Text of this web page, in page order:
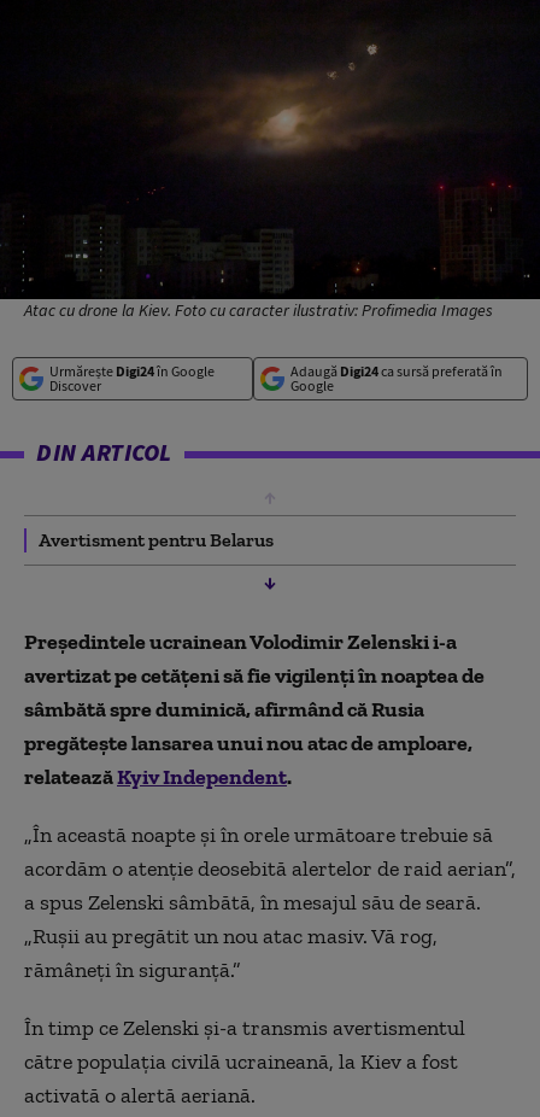
Atac cu drone la Kiev. Foto cu caracter ilustrativ: Profimedia Images
Urmărește Digi24în Google
Discover
Adaugă Digi24ca sursă preferată în
Google
DIN ARTICOL
Avertisment pentru Belarus
Președintele ucrainean Volodimir Zelenski i-a
avertizat pe cetățeni să fie vigilenți în noaptea de
sâmbătă spre duminică, afirmând că Rusia
pregătește lansarea unui nou atac de amploare,
relateazăKyiv Independent.
„În această noapte și în orele următoare trebuie să
acordăm o atenție deosebită alertelor de raid aerian”,
a spus Zelenski sâmbătă, în mesajul său de seară.
„Rușii au pregătit un nou atac masiv. Vă rog,
rămâneți în siguranță.”
În timp ce Zelenski și-a transmis avertismentul
către populația civilă ucraineană, la Kiev a fost
activată o alertă aeriană.